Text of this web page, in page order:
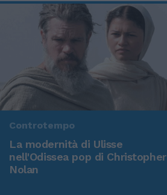
Controtempo
La modernità di Ulisse
nell'Odissea pop di Christopher
Nolan